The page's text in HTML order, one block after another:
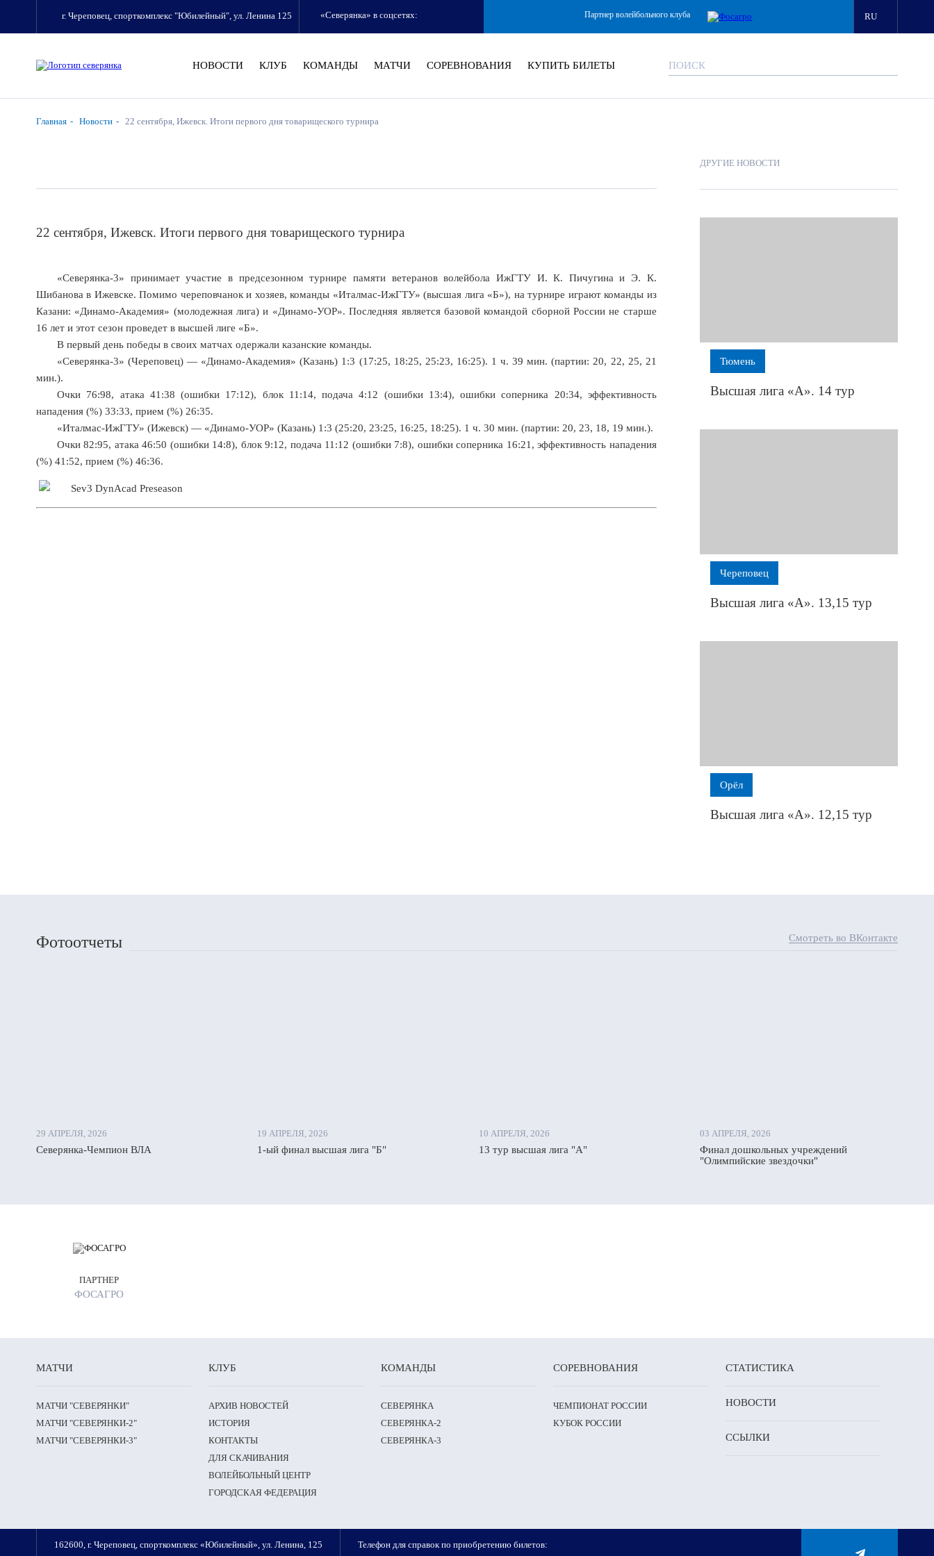
г. Череповец, спорткомплекс "Юбилейный", ул. Ленина 125 «Северянка» в соцсетях: Партнер волейбольного клуба RU
НОВОСТИ КЛУБ КОМАНДЫ МАТЧИ СОРЕВНОВАНИЯ КУПИТЬ БИЛЕТЫ
Главная Новости 22 сентября, Ижевск. Итоги первого дня товарищеского турнира
22 сентября, Ижевск. Итоги первого дня товарищеского турнира
«Северянка-3» принимает участие в предсезонном турнире памяти ветеранов волейбола ИжГТУ И. К. Пичугина и Э. К.
Шибанова в Ижевске. Помимо череповчанок и хозяев, команды «Италмас-ИжГТУ» (высшая лига «Б»), на турнире играют команды из
Казани: «Динамо-Академия» (молодежная лига) и «Динамо-УОР». Последняя является базовой командой сборной России не старше
16 лет и этот сезон проведет в высшей лиге «Б».
В первый день победы в своих матчах одержали казанские команды.
«Северянка-3» (Череповец) — «Динамо-Академия» (Казань) 1:3 (17:25, 18:25, 25:23, 16:25). 1 ч. 39 мин. (партии: 20, 22, 25, 21
мин.).
Очки 76:98, атака 41:38 (ошибки 17:12), блок 11:14, подача 4:12 (ошибки 13:4), ошибки соперника 20:34, эффективность
нападения (%) 33:33, прием (%) 26:35.
«Италмас-ИжГТУ» (Ижевск) — «Динамо-УОР» (Казань) 1:3 (25:20, 23:25, 16:25, 18:25). 1 ч. 30 мин. (партии: 20, 23, 18, 19 мин.).
Очки 82:95, атака 46:50 (ошибки 14:8), блок 9:12, подача 11:12 (ошибки 7:8), ошибки соперника 16:21, эффективность нападения
(%) 41:52, прием (%) 46:36.
ДРУГИЕ НОВОСТИ
Тюмень
Высшая лига «А». 14 тур
Череповец
Высшая лига «А». 13,15 тур
Орёл
Высшая лига «А». 12,15 тур
Фотоотчеты Смотреть во ВКонтакте
29 АПРЕЛЯ, 2026
Северянка-Чемпион ВЛА
19 АПРЕЛЯ, 2026
1-ый финал высшая лига "Б"
10 АПРЕЛЯ, 2026
13 тур высшая лига "А"
03 АПРЕЛЯ, 2026
Финал дошкольных учреждений
"Олимпийские звездочки"
ПАРТНЕР
ФОСАГРО
МАТЧИ
МАТЧИ "СЕВЕРЯНКИ"
МАТЧИ "СЕВЕРЯНКИ-2"
МАТЧИ "СЕВЕРЯНКИ-3"
КЛУБ
АРХИВ НОВОСТЕЙ
ИСТОРИЯ
КОНТАКТЫ
ДЛЯ СКАЧИВАНИЯ
ВОЛЕЙБОЛЬНЫЙ ЦЕНТР
ГОРОДСКАЯ ФЕДЕРАЦИЯ
КОМАНДЫ
СЕВЕРЯНКА
СЕВЕРЯНКА-2
СЕВЕРЯНКА-3
СОРЕВНОВАНИЯ
ЧЕМПИОНАТ РОССИИ
КУБОК РОССИИ
СТАТИСТИКА
НОВОСТИ
ССЫЛКИ
162600, г. Череповец, спорткомплекс «Юбилейный», ул. Ленина, 125 Телефон для справок по приобретению билетов: